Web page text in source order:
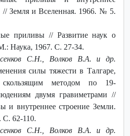
// Земля и Вселенная. 1966. № 5.
приливы // Развитие наук о
Наука, 1967. С. 27-34.
С.Н., Волков В.А. и др.
силы тяжести в Талгаре,
скользящим методом по 19-
двумя гравиметрами //
и внутреннее строение Земли.
С. 62-110.
С.Н., Волков В.А. и др.